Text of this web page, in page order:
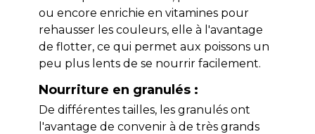
ou encore enrichie en vitamines pour
rehausser les couleurs, elle à l'avantage
de flotter, ce qui permet aux poissons un
peu plus lents de se nourrir facilement.
Nourriture en granulés :
De différentes tailles, les granulés ont
l'avantage de convenir à de très grands